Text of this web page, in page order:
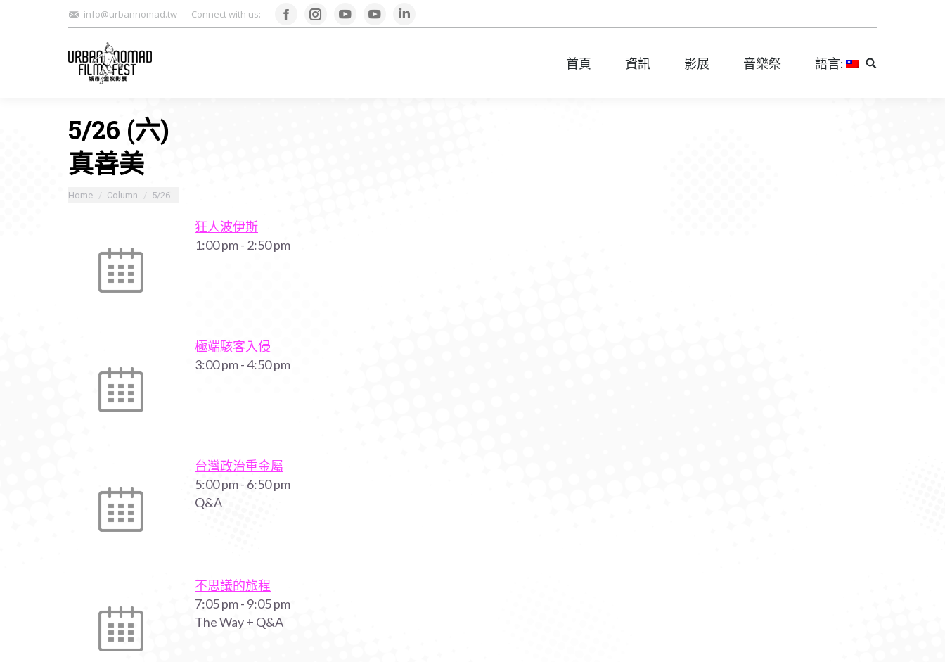
info@urbannomad.tw Connect with us: FacebookInstagram
YouTubeYouTubeLinkedin
首頁 資訊 影展 音樂祭 語言: Search:
5/26 (六)
真善美
You are here:
Home Column 5/26 …
狂人波伊斯
1:00 pm- 2:50 pm
極端駭客入侵
3:00 pm-4:50 pm
台灣政治重金屬
5:00 pm- 6:50 pm
Q&A
不思議的旅程
7:05 pm- 9:05 pm
The Way + Q&A
首頁 資訊 影展 音樂祭 語言: Search: